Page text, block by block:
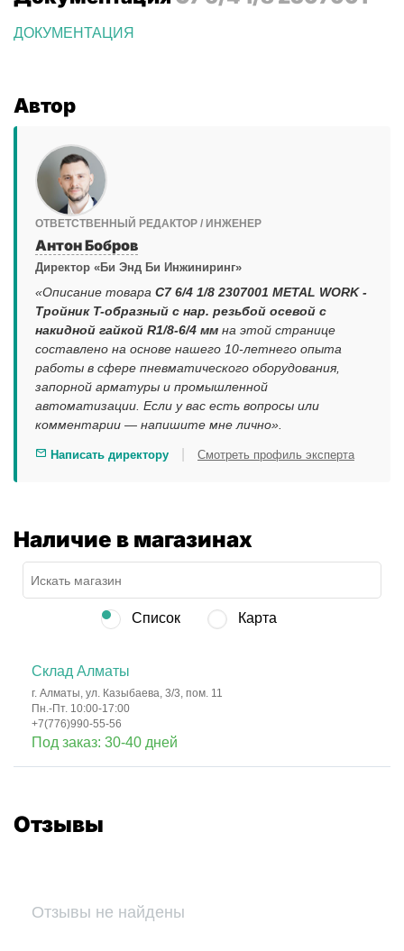
ДОКУМЕНТАЦИЯ
Автор
ОТВЕТСТВЕННЫЙ РЕДАКТОР / ИНЖЕНЕР
Антон Бобров
Директор «Би Энд Би Инжиниринг»
«Описание товара C7 6/4 1/8 2307001 METAL WORK -
Тройник T-образный с нар. резьбой осевой с
накидной гайкой R1/8-6/4 мм на этой странице
составлено на основе нашего 10-летнего опыта
работы в сфере пневматического оборудования,
запорной арматуры и промышленной
автоматизации. Если у вас есть вопросы или
комментарии — напишите мне лично».
Написать директору Смотреть профиль эксперта
Наличие в магазинах
Список Карта
Склад Алматы
г. Алматы, ул. Казыбаева, 3/3, пом. 11
Пн.-Пт. 10:00-17:00
+7(776)990-55-56
Под заказ: 30-40 дней
Отзывы
Отзывы не найдены